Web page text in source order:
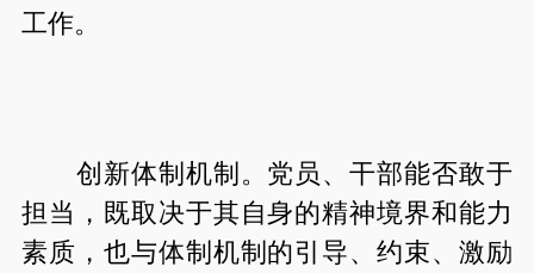
工作。
创新体制机制。党员、干部能否敢于
担当，既取决于其自身的精神境界和能力
素质，也与体制机制的引导、约束、激励